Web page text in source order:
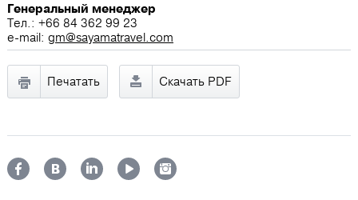
Генеральный менеджер
Тел.: +66 84 362 99 23
e-mail: gm@sayamatravel.com
Печатать Скачать PDF